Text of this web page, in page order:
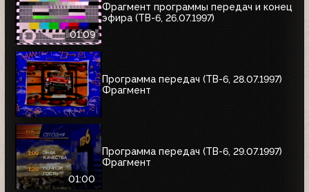
01:09
Фрагмент программы передач и конец
эфира (ТВ-6, 26.07.1997)
Программа передач (ТВ-6, 28.07.1997)
Фрагмент
01:00
Программа передач (ТВ-6, 29.07.1997)
Фрагмент